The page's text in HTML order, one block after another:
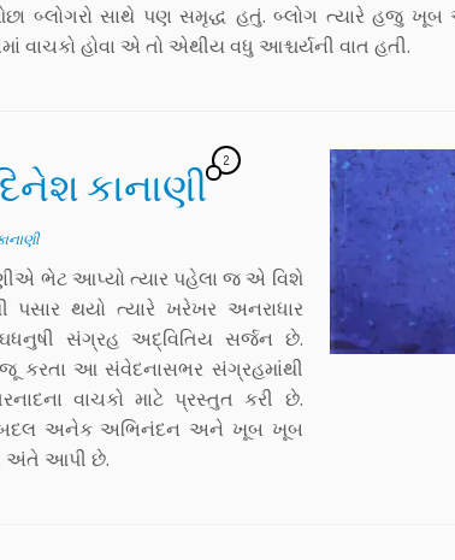
બ્લોગરો સાથે પણ સમૃદ્ધ હતું. બ્લોગ ત્યારે હજુ
વાચકો હોવા એ તો એથીય વધુ આશ્ચર્યની વાત હતી.
કાનાણી
2
ભેટ આપ્યો ત્યાર પહેલા જ એ વિશે
થયો ત્યારે ખરેખર અનરાધાર
સંગ્રહ અદ્વિતિય સર્જન છે.
કરતા આ સંવેદનાસભર સંગ્રહમાંથી
વાચકો માટે પ્રસ્તુત કરી છે.
બદલ અનેક અભિનંદન અને ખૂબ ખૂબ
અંતે આપી છે.